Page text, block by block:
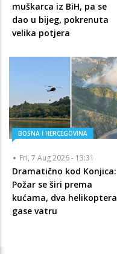
muškarca iz BiH, pa se
dao u bijeg, pokrenuta
velika potjera
BOSNA I HERCEGOVINA
Fri, 7 Aug 2026 - 13:31
Dramatično kod Konjica:
Požar se širi prema
kućama, dva helikoptera
gase vatru